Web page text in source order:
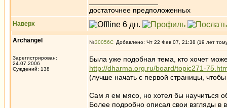
достаточнее предположенных
Наверх
Archangel
Зарегистрирован:
24.07.2006
Суждений: 138
№30056 Добавлено: Чт 22 Фев 07, 21:38 (19 лет
Была уже подобная тема, кто хочет
http://dharma.org.ru/board/topic271-
(лучше начать с первой страницы,
Сам я ем мясо, но хотел бы научиться
Более подробно описал свои взгляды в